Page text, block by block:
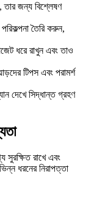
জন্য বিশ্লেষণ
তৈরি করুন,
ধরে রাখুন এবং তাও
টিপস এবং পরামর্শ
দেখে সিদ্ধান্ত গ্রহণ
সুরক্ষিত রাখে এবং
ধরনের নিরাপত্তা